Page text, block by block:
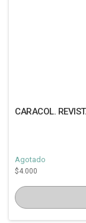
CARACOL.
Agotado
$4.000